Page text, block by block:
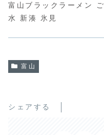
富山ブラックラーメン
水 新湊 氷見
富山
シェアする